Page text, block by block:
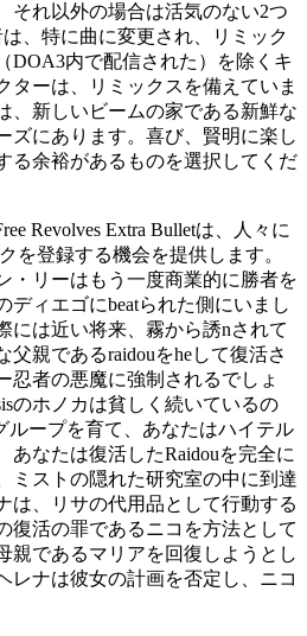
それ以外の場合は活気のない2つ
、特に曲に変更され、リミック
DOA3内で配信された）を除くキ
ターは、リミックスを備えていま
、新しいビームの家である新鮮な
ズにあります。喜び、賢明に楽し
る余裕があるものを選択してくだ
Revolves Extra Bulletは、人々に
を登録する機会を提供します。
・リーはもう一度商業的に勝者を
ディエゴにbeatられた側にいまし
には近い将来、霧から誘nされて
親であるraidouをheして復活さ
忍者の悪魔に強制されるでしょ
のホノカは貧しく続いているの
ループを育て、あなたはハイテル
あなたは復活したRaidouを完全に
ミストの隠れた研究室の中に到達
は、リサの代用品として行動する
復活の罪であるニコを方法として
親であるマリアを回復しようとし
レナは彼女の計画を否定し、ニコ